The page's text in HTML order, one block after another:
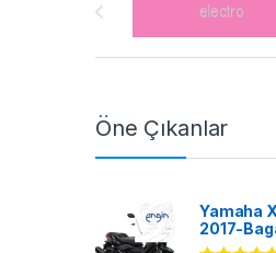
Öne Çıkanlar
Yamaha
2017-